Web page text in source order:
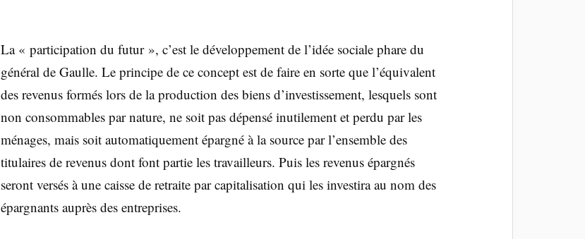
La « participation du futur », c’est le développement de l’idée sociale phare du
général de Gaulle. Le principe de ce concept est de faire en sorte que l’équivalent
des revenus formés lors de la production des biens d’investissement, lesquels sont
non consommables par nature, ne soit pas dépensé inutilement et perdu par les
ménages, mais soit automatiquement épargné à la source par l’ensemble des
titulaires de revenus dont font partie les travailleurs. Puis les revenus épargnés
seront versés à une caisse de retraite par capitalisation qui les investira au nom des
épargnants auprès des entreprises.